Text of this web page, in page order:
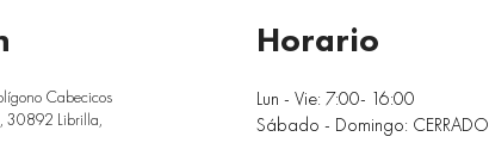
Cabecicos
30892 Librilla,
Lun - Vie: 7:00- 16:00
Sábado - Domingo: CERRADO
Horario